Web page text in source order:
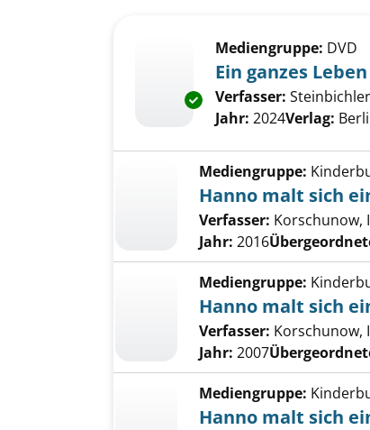
Exemplar-Details von Ein
Mediengruppe: DVD
Ein ganzes Leben
Verfasser:
Jahr: 2024Verlag:
Mediengruppe:
Hanno malt sich
Verfasser: Korschunow,
Jahr: 2016
Mediengruppe:
Hanno malt sich
Verfasser: Korschunow,
Jahr: 2007
Mediengruppe:
Hanno malt sich